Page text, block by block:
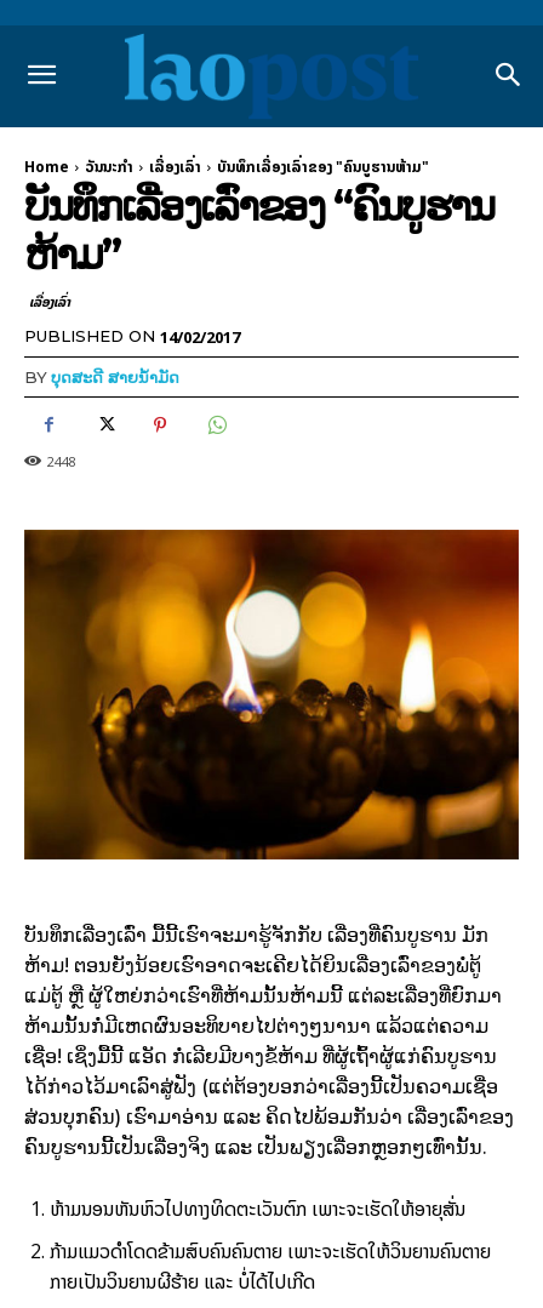
Home ວັນນະກຳ ເລື່ອງເລົ່າ ບັນທຶກເລື່ອງເລົ່າຂອງ "ຄົນບູຮານຫ້າມ"
ບັນທຶກເລື່ອງເລົ່າຂອງ “ຄົນບູຮານ
ຫ້າມ”
ເລື່ອງເລົ່າ
PUBLISHED ON 14/02/2017
BYບຸດສະດີ ສາຍນ້ຳມັດ
2448
ບັນທຶກເລື່ອງເລົ່າ ມື້ນີ້ເຮົາຈະມາຮູ້ຈັກກັບ ເລື່ອງທີ່ຄົນບູຮານ ມັກ
ຫ້າມ! ຕອນຍັງນ້ອຍເຮົາອາດຈະເຄີຍໄດ້ຍິນເລື່ອງເລົ່າຂອງພໍ່ຕູ້
ແມ່ຕູ້ ຫຼື ຜູ້ໃຫຍ່ກວ່າເຮົາທີ່ຫ້າມນັ້ນຫ້າມນີ້ ແຕ່ລະເລື່ອງທີ່ຍົກມາ
ຫ້າມນັ້ນກໍ່ມີເຫດຜົນອະທິບາຍໄປຕ່າງໆນານາ ແລ້ວແຕ່ຄວາມ
ເຊື່ອ! ເຊິ່ງມື້ນີ້ ແອັດ ກໍ່ເລີຍມີບາງຂໍ້ຫ້າມ ທີ່ຜູ້ເຖົ້າຜູ້ແກ່ຄົນບູຮານ
ໄດ້ກ່າວໄວ້ມາເລົາສູ່ຟັງ (ແຕ່ຕ້ອງບອກວ່າເລື່ອງນີ້ເປັນຄວາມເຊື່ອ
ສ່ວນບຸກຄົນ) ເຮົາມາອ່ານ ແລະ ຄິດໄປພ້ອມກັນວ່າ ເລື່ອງເລົ່າຂອງ
ຄົນບູຮານນີ້ເປັນເລື່ອງຈິງ ແລະ ເປັນພຽງເລື່ອກຫຼອກໆເທົ່ານັ້ນ.
ຫ້າມນອນຫັນຫົວໄປທາງທິດຕະເວັນຕົກ ເພາະຈະເຮັດໃຫ້ອາຍຸສັ່ນ
ກ້າມແມວດຳໂດດຂ້າມສົບຄົນຄົນຕາຍ ເພາະຈະເຮັດໃຫ້ວິນຍານຄົນຕາຍ
ກາຍເປັນວິນຍານຜີຮ້າຍ ແລະ ບໍ່ໄດ້ໄປເກີດ